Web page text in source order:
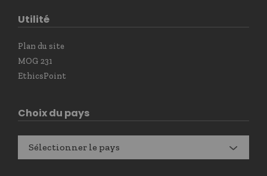
Utilité
Plan du site
MOG 231
EthicsPoint
Choix du pays
Sélectionner le pays